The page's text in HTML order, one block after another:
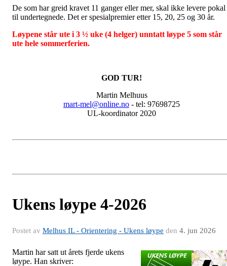
De som har greid kravet 11 ganger eller mer, skal ikke levere pokal
til undertegnede. Det er spesialpremier etter 15, 20, 25 og 30 år.
Løypene står ute i 3 ½ uke (4 helger) unntatt løype 5 som står
ute hele sommerferien.
GOD TUR!
Martin Melhuus
mart-mel@online.no - tel: 97698725
UL-koordinator 2020
Ukens løype 4-2026
Postet av Melhus IL - Orientering - Ukens løype den 4. jun 2026
Martin har satt ut årets fjerde ukens
løype. Han skriver: